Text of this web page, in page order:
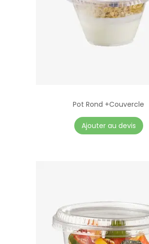
Pot Rond +Couvercle
Ajouter au devis